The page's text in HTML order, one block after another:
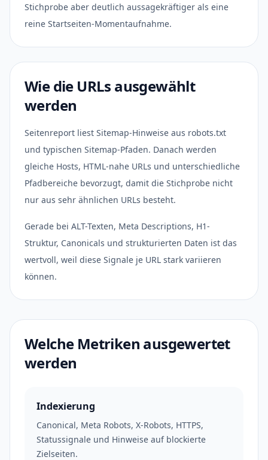
Stichprobe aber deutlich aussagekräftiger als eine
reine Startseiten-Momentaufnahme.
Wie die URLs ausgewählt
werden
Seitenreport liest Sitemap-Hinweise aus robots.txt
und typischen Sitemap-Pfaden. Danach werden
gleiche Hosts, HTML-nahe URLs und unterschiedliche
Pfadbereiche bevorzugt, damit die Stichprobe nicht
nur aus sehr ähnlichen URLs besteht.
Gerade bei ALT-Texten, Meta Descriptions, H1-
Struktur, Canonicals und strukturierten Daten ist das
wertvoll, weil diese Signale je URL stark variieren
können.
Welche Metriken ausgewertet
werden
Indexierung
Canonical, Meta Robots, X-Robots, HTTPS,
Statussignale und Hinweise auf blockierte
Zielseiten.